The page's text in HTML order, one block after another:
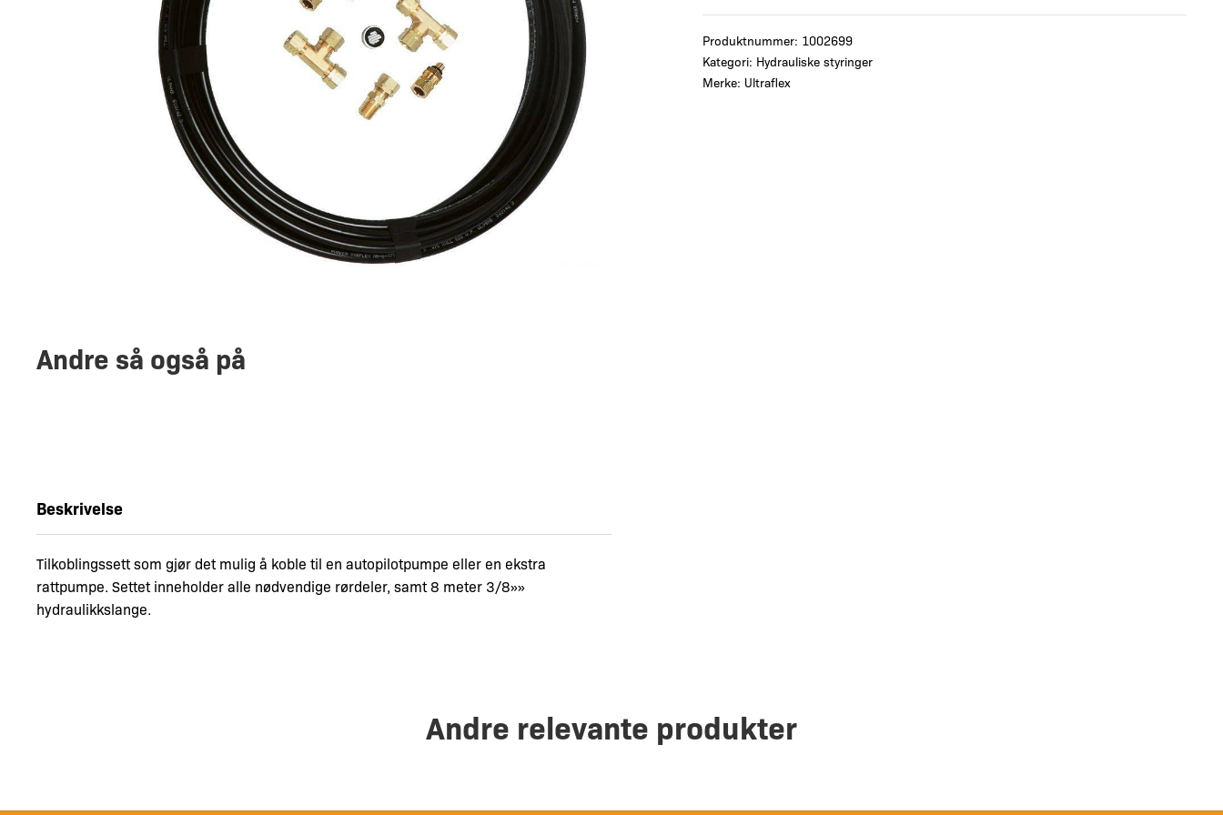
Produktnummer: 1002699
Kategori: Hydrauliske styringer
Merke: Ultraflex
Andre så også på
Beskrivelse
Tilkoblingssett som gjør det mulig å koble til en autopilotpumpe eller en ekstra
rattpumpe. Settet inneholder alle nødvendige rørdeler, samt 8 meter 3/8»»
hydraulikkslange.
Andre relevante produkter